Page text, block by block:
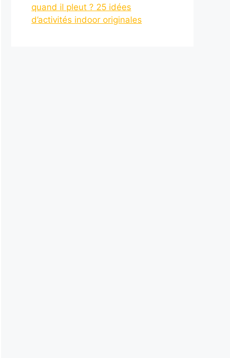
quand il pleut ? 25 idées
d’activités indoor originales